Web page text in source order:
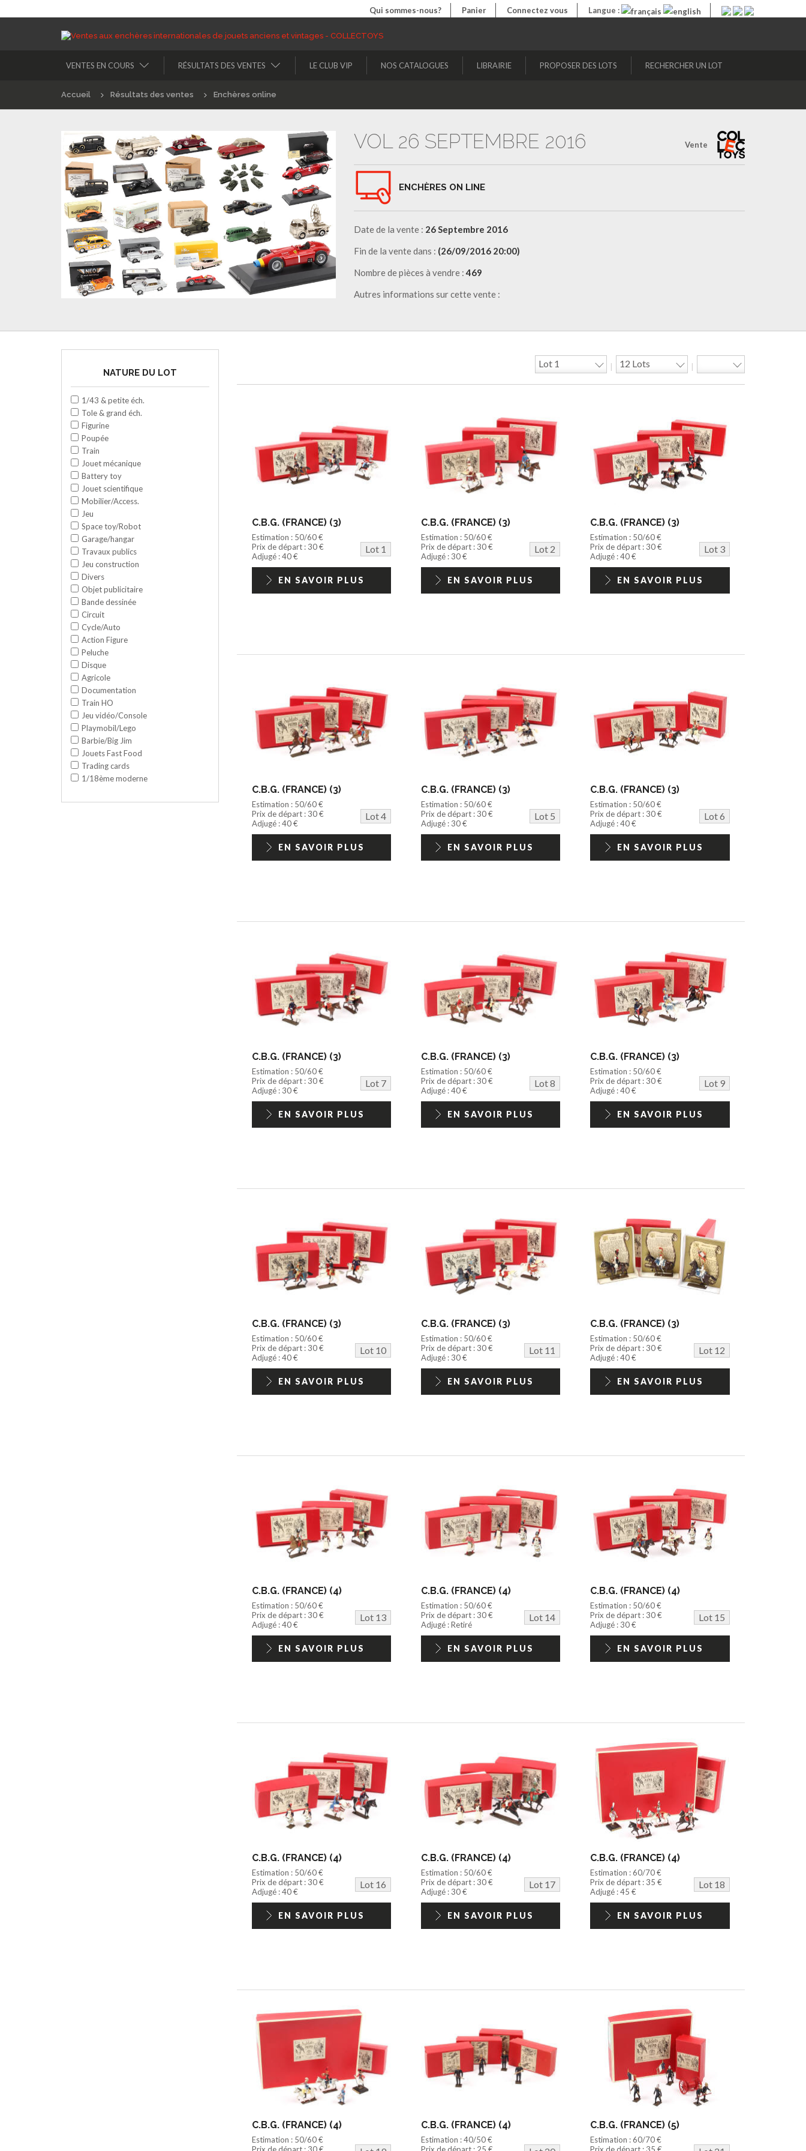
Qui sommes-nous? Panier Connectez vous Langue :
VENTES EN COURS RÉSULTATS DES VENTES LE CLUB VIP NOS CATALOGUES LIBRAIRIE PROPOSER DES LOTS RECHERCHER UN LOT
Accueil Résultats des ventes Enchères online
Vente
VOL 26 SEPTEMBRE 2016
ENCHÈRES ON LINE
Date de la vente : 26 Septembre 2016
Fin de la vente dans : (26/09/2016 20:00)
Nombre de pièces à vendre :469
Autres informations sur cette vente :
NATURE DU LOT
1/43 & petite éch.
Tole & grand éch.
Figurine
Poupée
Train
Jouet mécanique
Battery toy
Jouet scientifique
Mobilier/Access.
Jeu
Space toy/Robot
Garage/hangar
Travaux publics
Jeu construction
Divers
Objet publicitaire
Bande dessinée
Circuit
Cycle/Auto
Action Figure
Peluche
Disque
Agricole
Documentation
Train HO
Jeu vidéo/Console
Playmobil/Lego
Barbie/Big Jim
Jouets Fast Food
Trading cards
1/18ème moderne
C.B.G. (FRANCE) (3)
Estimation : 50/60 €
Prix de départ : 30 €
Lot 1
Adjugé : 40 €
EN SAVOIR PLUS
C.B.G. (FRANCE) (3)
Estimation : 50/60 €
Prix de départ : 30 €
Lot 2
Adjugé : 30 €
EN SAVOIR PLUS
C.B.G. (FRANCE) (3)
Estimation : 50/60 €
Prix de départ : 30 €
Lot 3
Adjugé : 40 €
EN SAVOIR PLUS
C.B.G. (FRANCE) (3)
Estimation : 50/60 €
Prix de départ : 30 €
Lot 4
Adjugé : 40 €
EN SAVOIR PLUS
C.B.G. (FRANCE) (3)
Estimation : 50/60 €
Prix de départ : 30 €
Lot 5
Adjugé : 30 €
EN SAVOIR PLUS
C.B.G. (FRANCE) (3)
Estimation : 50/60 €
Prix de départ : 30 €
Lot 6
Adjugé : 40 €
EN SAVOIR PLUS
C.B.G. (FRANCE) (3)
Estimation : 50/60 €
Prix de départ : 30 €
Lot 7
Adjugé : 30 €
EN SAVOIR PLUS
C.B.G. (FRANCE) (3)
Estimation : 50/60 €
Prix de départ : 30 €
Lot 8
Adjugé : 40 €
EN SAVOIR PLUS
C.B.G. (FRANCE) (3)
Estimation : 50/60 €
Prix de départ : 30 €
Lot 9
Adjugé : 40 €
EN SAVOIR PLUS
C.B.G. (FRANCE) (3)
Estimation : 50/60 €
Prix de départ : 30 €
Lot 10
Adjugé : 40 €
EN SAVOIR PLUS
C.B.G. (FRANCE) (3)
Estimation : 50/60 €
Prix de départ : 30 €
Lot 11
Adjugé : 30 €
EN SAVOIR PLUS
C.B.G. (FRANCE) (3)
Estimation : 50/60 €
Prix de départ : 30 €
Lot 12
Adjugé : 40 €
EN SAVOIR PLUS
C.B.G. (FRANCE) (4)
Estimation : 50/60 €
Prix de départ : 30 €
Lot 13
Adjugé : 40 €
EN SAVOIR PLUS
C.B.G. (FRANCE) (4)
Estimation : 50/60 €
Prix de départ : 30 €
Lot 14
Adjugé : Retiré
EN SAVOIR PLUS
C.B.G. (FRANCE) (4)
Estimation : 50/60 €
Prix de départ : 30 €
Lot 15
Adjugé : 30 €
EN SAVOIR PLUS
C.B.G. (FRANCE) (4)
Estimation : 50/60 €
Prix de départ : 30 €
Lot 16
Adjugé : 40 €
EN SAVOIR PLUS
C.B.G. (FRANCE) (4)
Estimation : 50/60 €
Prix de départ : 30 €
Lot 17
Adjugé : 30 €
EN SAVOIR PLUS
C.B.G. (FRANCE) (4)
Estimation : 60/70 €
Prix de départ : 35 €
Lot 18
Adjugé : 45 €
EN SAVOIR PLUS
C.B.G. (FRANCE) (4)
Estimation : 50/60 €
Prix de départ : 30 €
C.B.G. (FRANCE) (4)
Estimation : 40/50 €
Prix de départ : 25 €
C.B.G. (FRANCE) (5)
Estimation : 60/70 €
Prix de départ : 35 €